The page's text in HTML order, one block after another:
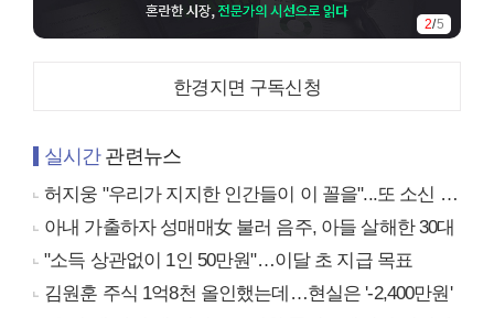
2/5
한경지면 구독신청
실시간관련뉴스
허지웅 "우리가 지지한 인간들이 이 꼴을"...또 소신 발언
아내 가출하자 성매매女 불러 음주, 아들 살해한 30대
"소득 상관없이 1인 50만원"…이달 초 지급 목표
김원훈 주식 1억8천 올인했는데…현실은 '-2,400만원'